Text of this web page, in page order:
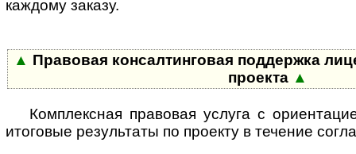
каждому заказу.
▲ Правовая консалтинговая поддержка
проекта ▲
Комплексная правовая услуга с
итоговые результаты по проекту в течение